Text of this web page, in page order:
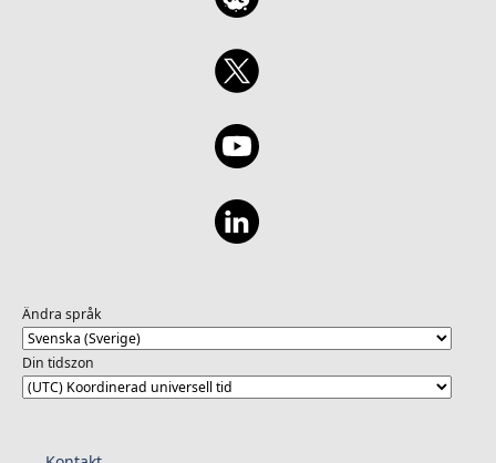
Ändra språk
Din tidszon